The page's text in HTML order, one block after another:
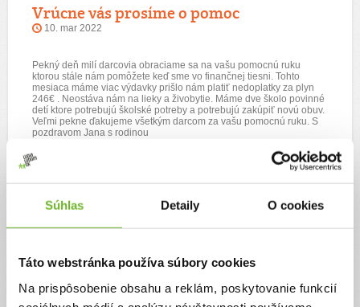
Súhlas Detaily O cookies
Táto webstránka používa súbory cookies
Na prispôsobenie obsahu a reklám, poskytovanie funkcií
Vrúcne vás prosíme o pomoc
10. mar 2022
Pekný deň milí darcovia obraciame sa na vašu pomocnú ruku
ktorou stále nám pomôžete keď sme vo finančnej tiesni. Tohto
mesiaca máme viac výdavky prišlo nám platiť nedoplatky za plyn
246€ . Neostáva nám na lieky a živobytie. Máme dve školo povinné
detí ktore potrebujú školské potreby a potrebujú zakúpiť novú obuv.
Veľmi pekne ďakujeme všetkým darcom za vašu pomocnú ruku. S
pozdravom Jana s rodinou
Bez vašej pomoci milí darcovia by sme
10. feb 2022
Pekný deň milí darcovia sme vám vďační za každú pomocnú ruku